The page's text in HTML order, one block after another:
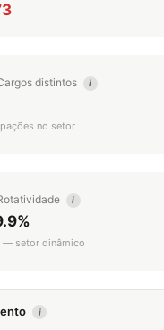
distintos i
no setor
i
— setor dinâmico
i